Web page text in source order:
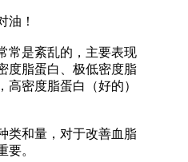
！
是紊乱的，主要表现
度脂蛋白、极低密度脂
高密度脂蛋白（好的）
和量，对于改善血脂
要。